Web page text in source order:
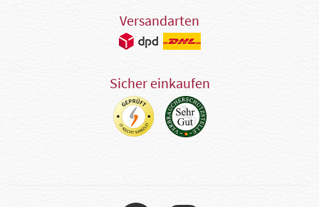
Versandarten
Sicher einkaufen